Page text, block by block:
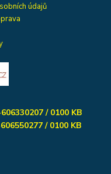
údajů
/ 0100 KB
/ 0100 KB